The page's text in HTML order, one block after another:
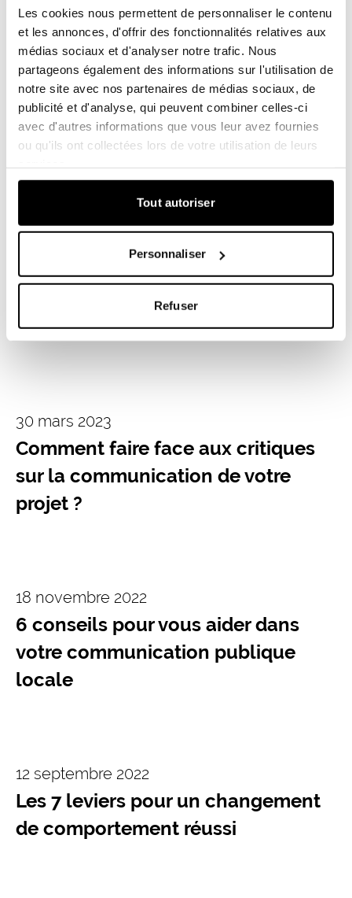
Les cookies nous permettent de personnaliser le contenu
et les annonces, d'offrir des fonctionnalités relatives aux
médias sociaux et d'analyser notre trafic. Nous
partageons également des informations sur l'utilisation de
notre site avec nos partenaires de médias sociaux, de
publicité et d'analyse, qui peuvent combiner celles-ci
avec d'autres informations que vous leur avez fournies
ou qu'ils ont collectées lors de votre utilisation de leurs
Tout autoriser
Personnaliser
Refuser
8 juin 2023
5 raisons de ne pas miser
uniquement sur la communication
digitale
Ne basez pas votre communication
sur les réactions négatives des
réseaux sociaux
30 mars 2023
Comment faire face aux critiques
sur la communication de votre
projet ?
18 novembre 2022
6 conseils pour vous aider dans
votre communication publique
locale
12 septembre 2022
Les 7 leviers pour un changement
de comportement réussi